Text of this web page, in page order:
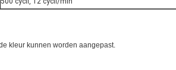
kleur kunnen worden aangepast.